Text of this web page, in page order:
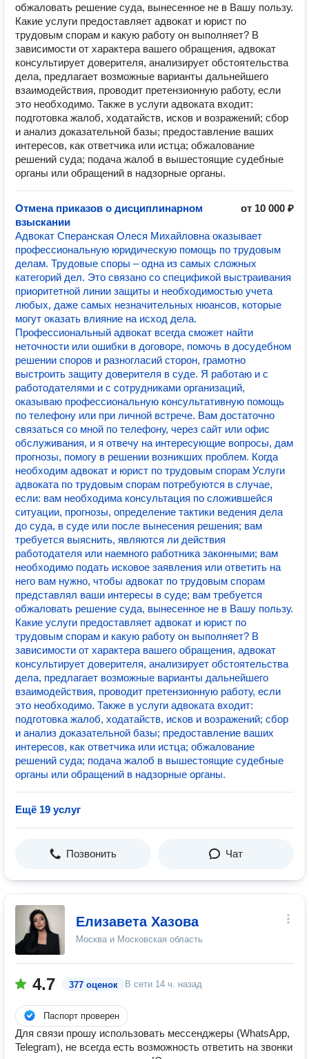
обжаловать решение суда, вынесенное не в Вашу пользу.
Какие услуги предоставляет адвокат и юрист по
трудовым спорам и какую работу он выполняет? В
зависимости от характера вашего обращения, адвокат
консультирует доверителя, анализирует обстоятельства
дела, предлагает возможные варианты дальнейшего
взаимодействия, проводит претензионную работу, если
это необходимо. Также в услуги адвоката входит:
подготовка жалоб, ходатайств, исков и возражений; сбор
и анализ доказательной базы; предоставление ваших
интересов, как ответчика или истца; обжалование
решений суда; подача жалоб в вышестоящие судебные
органы или обращений в надзорные органы.
Отмена приказов о дисциплинарном
взыскании
от 10 000 ₽
Адвокат Сперанская Олеся Михайловна оказывает
профессиональную юридическую помощь по трудовым
делам. Трудовые споры – одна из самых сложных
категорий дел. Это связано со спецификой выстраивания
приоритетной линии защиты и необходимостью учета
любых, даже самых незначительных нюансов, которые
могут оказать влияние на исход дела.
Профессиональный адвокат всегда сможет найти
неточности или ошибки в договоре, помочь в досудебном
решении споров и разногласий сторон, грамотно
выстроить защиту доверителя в суде. Я работаю и с
работодателями и с сотрудниками организаций,
оказываю профессиональную консультативную помощь
по телефону или при личной встрече. Вам достаточно
связаться со мной по телефону, через сайт или офис
обслуживания, и я отвечу на интересующие вопросы, дам
прогнозы, помогу в решении возникших проблем. Когда
необходим адвокат и юрист по трудовым спорам Услуги
адвоката по трудовым спорам потребуются в случае,
если: вам необходима консультация по сложившейся
ситуации, прогнозы, определение тактики ведения дела
до суда, в суде или после вынесения решения; вам
требуется выяснить, являются ли действия
работодателя или наемного работника законными; вам
необходимо подать исковое заявления или ответить на
него вам нужно, чтобы адвокат по трудовым спорам
представлял ваши интересы в суде; вам требуется
обжаловать решение суда, вынесенное не в Вашу пользу.
Какие услуги предоставляет адвокат и юрист по
трудовым спорам и какую работу он выполняет? В
зависимости от характера вашего обращения, адвокат
консультирует доверителя, анализирует обстоятельства
дела, предлагает возможные варианты дальнейшего
взаимодействия, проводит претензионную работу, если
это необходимо. Также в услуги адвоката входит:
подготовка жалоб, ходатайств, исков и возражений; сбор
и анализ доказательной базы; предоставление ваших
интересов, как ответчика или истца; обжалование
решений суда; подача жалоб в вышестоящие судебные
органы или обращений в надзорные органы.
Ещё 19 услуг
Позвонить Чат
Елизавета Хазова
Москва и Московская область
4.7 377 оценок В сети 14 ч. назад
Паспорт проверен
Для связи прошу использовать мессенджеры (WhatsApp,
Telegram), не всегда есть возможность ответить на звонки